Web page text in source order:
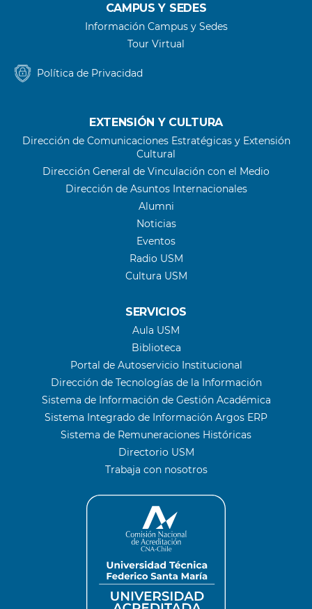
CAMPUS Y SEDES
Información Campus y Sedes
Tour Virtual
Política de Privacidad
EXTENSIÓN Y CULTURA
Dirección de Comunicaciones Estratégicas y Extensión
Cultural
Dirección General de Vinculación con el Medio
Dirección de Asuntos Internacionales
Alumni
Noticias
Eventos
Radio USM
Cultura USM
SERVICIOS
Aula USM
Biblioteca
Portal de Autoservicio Institucional
Dirección de Tecnologías de la Información
Sistema de Información de Gestión Académica
Sistema Integrado de Información Argos ERP
Sistema de Remuneraciones Históricas
Directorio USM
Trabaja con nosotros